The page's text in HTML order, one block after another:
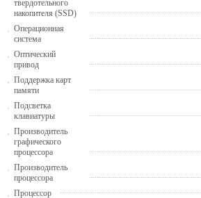
твердотельного
накопителя (SSD)
Операционная
система
Оптический
привод
Поддержка карт
памяти
Подсветка
клавиатуры
Производитель
графического
процессора
Производитель
процессора
Процессор